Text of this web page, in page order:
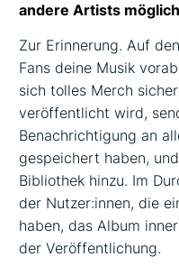
andere Artists möglich
Zur Erinnerung. Auf
Fans deine Musik
sich tolles Merch
veröffentlicht wird,
Benachrichtigung an
gespeichert haben,
Bibliothek hinzu. Im
der Nutzer:innen, die
haben, das Album
der Veröffentlichung.